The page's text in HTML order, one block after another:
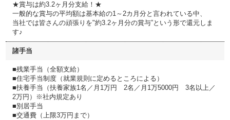
★賞与は約3.2ヶ月分支給！★
一般的な賞与の平均額は基本給の1～2カ月分と言われている中、
当社では皆さんの頑張りを"約3.2ヶ月分の賞与”という形で還元しま
す♪
諸手当
■残業手当（全額支給）
■住宅手当制度（就業規則に定めるところによる）
■扶養手当（扶養家族1名／月1万円 2名／月1万5000円 3名以上／
2万円）※社内規定あり
■別居手当
■交通費（上限3万円まで）